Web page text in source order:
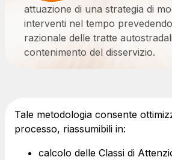
Giovia
attività di pulizia su piazzali
e servizi igienici
Società Italiana per il Traforo del
Km rete: 6
Scadenza concessione: 2050
attuazione di una strategia di
interventi nel tempo
razionale delle tratte
contenimento del disservizio.
Tale metodologia consente
processo, riassumibili in:
calcolo delle Classi di